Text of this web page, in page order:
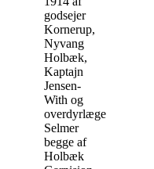
godsejer
Kornerup,
Nyvang
Holbæk,
Kaptajn
Jensen-
With og
overdyrlæge
Selmer
begge af
Holbæk